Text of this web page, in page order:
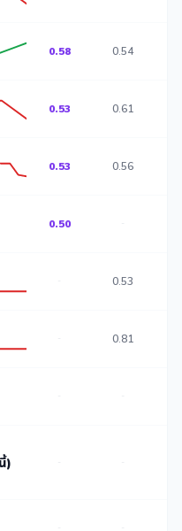
0.58 0.54
0.53 0.61
0.53 0.56
0.50
0.53
0.81
)